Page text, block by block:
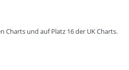
Charts und auf Platz 16 der UK Charts.